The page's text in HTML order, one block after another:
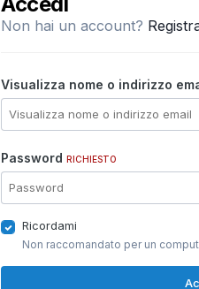
Non hai un account?
Visualizza nome o indirizzo
Password RICHIESTO
Ricordami
Non raccomandato per un